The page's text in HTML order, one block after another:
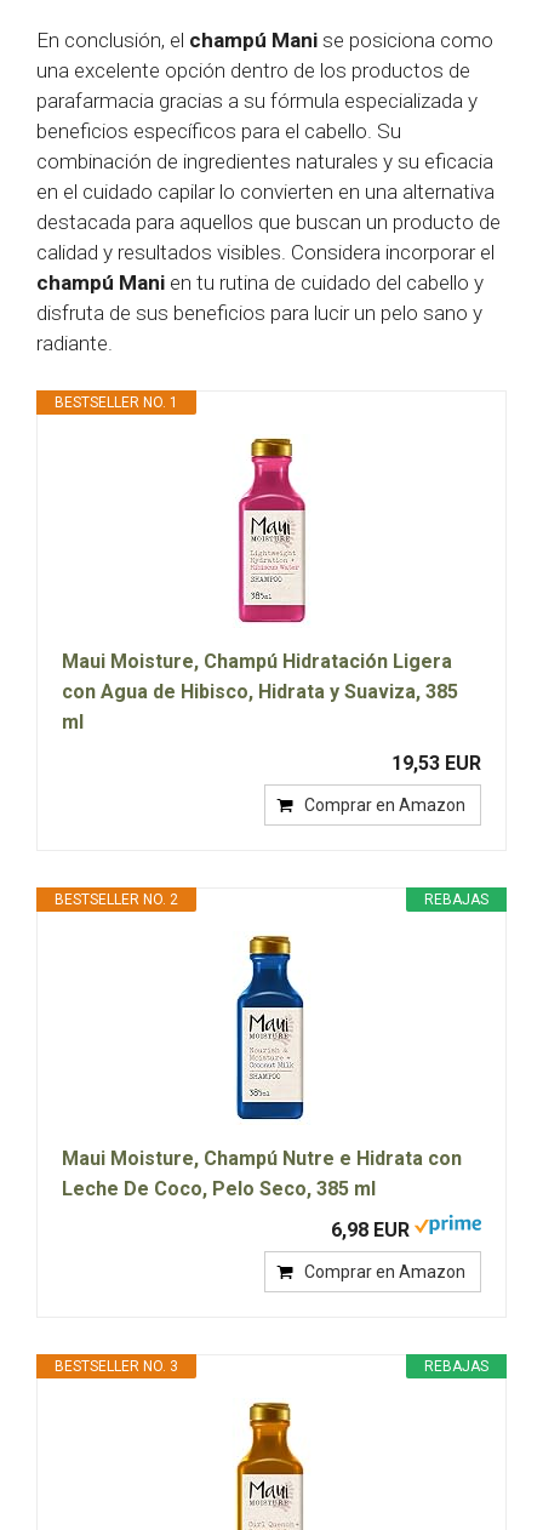
En conclusión, el champú Mani se posiciona como
una excelente opción dentro de los productos de
parafarmacia gracias a su fórmula especializada y
beneficios específicos para el cabello. Su
combinación de ingredientes naturales y su eficacia
en el cuidado capilar lo convierten en una alternativa
destacada para aquellos que buscan un producto de
calidad y resultados visibles. Considera incorporar el
champú Mani en tu rutina de cuidado del cabello y
disfruta de sus beneficios para lucir un pelo sano y
radiante.
BESTSELLER NO. 1
Maui Moisture, Champú Hidratación Ligera
con Agua de Hibisco, Hidrata y Suaviza, 385
ml
19,53 EUR
Comprar en Amazon
REBAJAS
BESTSELLER NO. 2
Maui Moisture, Champú Nutre e Hidrata con
Leche De Coco, Pelo Seco, 385 ml
6,98 EUR
Comprar en Amazon
REBAJAS
BESTSELLER NO. 3